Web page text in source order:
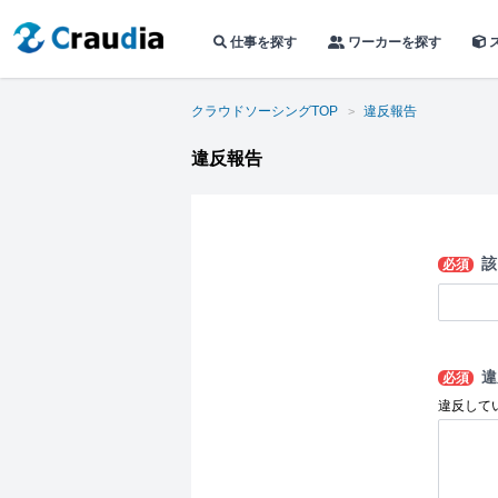
仕事を探す ワーカーを探す
クラウドソーシングTOP 違反報告
違反報告
必須
必須
違反して